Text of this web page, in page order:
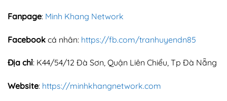
Fanpage: Minh Khang Network
Facebook cá nhân: https://fb.com/tranhuyendn85
Địa chỉ: K44/54/12 Đà Sơn, Quận Liên Chiểu, Tp Đà Nẵng
Website: https://minhkhangnetwork.com